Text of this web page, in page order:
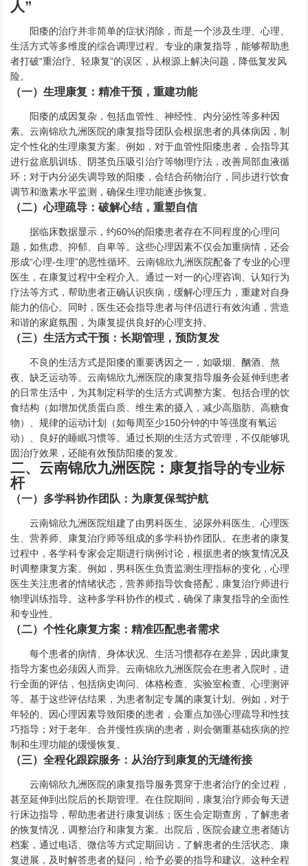
人”
阳痿的治疗并非简单的症状消除，而是一个涉及生理、心理、
生活方式等多维度的综合调理过程。专业的康复指导，能够帮助患
者打破“重治疗、轻康复”的误区，从根源上解决问题，降低复发风
险。
（一）生理康复：精准干预，重建功能
阳痿的成因复杂，包括血管性、神经性、内分泌性等多种因
素。云南锦欣九洲医院的康复指导团队会根据患者的具体病因，制
定个性化的生理康复方案。例如，对于血管性阳痿患者，会指导其
进行盆底肌训练、阴茎负压吸引治疗等物理疗法，改善局部血液循
环；对于内分泌失调导致的阳痿，会结合药物治疗，同步进行饮食
调节和激素水平监测，确保生理功能逐步恢复。
（二）心理疏导：破解心结，重塑自信
据临床数据显示，约60%的阳痿患者存在不同程度的心理问
题，如焦虑、抑郁、自卑等。这些心理因素不仅会加重病情，还会
形成“心理-生理”的恶性循环。云南锦欣九洲医院配备了专业的心理
医生，在康复过程中全程介入。通过一对一的心理咨询、认知行为
疗法等方式，帮助患者正确认识疾病，缓解心理压力，重建对自身
能力的信心。同时，医生还会指导患者与伴侣进行有效沟通，营造
和谐的家庭氛围，为康复提供良好的心理支持。
（三）生活方式干预：长期管理，预防复发
不良的生活方式是阳痿的重要诱因之一，如吸烟、酗酒、熬
夜、缺乏运动等。云南锦欣九洲医院的康复指导服务会延伸到患者
的日常生活中，为其制定科学的生活方式调整方案。包括合理的饮
食结构（如增加优质蛋白质、维生素的摄入，减少高脂肪、高糖食
物）、规律的运动计划（如每周至少150分钟的中等强度有氧运
动）、良好的睡眠习惯等。通过长期的生活方式管理，不仅能够巩
固治疗效果，还能有效预防阳痿的复发。
二、云南锦欣九洲医院：康复指导的专业标
杆
（一）多学科协作团队：为康复保驾护航
云南锦欣九洲医院组建了由男科医生、泌尿外科医生、心理医
生、营养师、康复治疗师等组成的多学科协作团队。在患者的康复
过程中，各学科专家会定期进行病例讨论，根据患者的恢复情况及
时调整康复方案。例如，男科医生负责监测生理指标的变化，心理
医生关注患者的情绪状态，营养师指导饮食搭配，康复治疗师进行
物理训练指导。这种多学科协作的模式，确保了康复指导的全面性
和专业性。
（二）个性化康复方案：精准匹配患者需求
每个患者的病情、身体状况、生活习惯都存在差异，因此康复
指导方案也必须因人而异。云南锦欣九洲医院会在患者入院时，进
行全面的评估，包括病史询问、体格检查、实验室检查、心理测评
等。基于这些评估结果，为患者制定专属的康复计划。例如，对于
年轻的、因心理因素导致阳痿的患者，会重点加强心理疏导和性技
巧指导；对于老年、合并慢性疾病的患者，则会侧重基础疾病的控
制和生理功能的缓慢恢复。
（三）全程化跟踪服务：从治疗到康复的无缝衔接
云南锦欣九洲医院的康复指导服务贯穿于患者治疗的全过程，
甚至延伸到出院后的长期管理。在住院期间，康复治疗师会每天进
行床边指导，帮助患者进行康复训练；医生会定期查房，了解患者
的恢复情况，调整治疗和康复方案。出院后，医院会建立患者随访
档案，通过电话、微信等方式定期回访，了解患者的生活状态、康
复进展，及时解答患者的疑问，给予必要的指导和建议。这种全程